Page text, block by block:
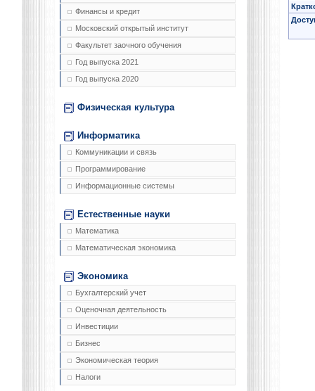
Финансы и кредит
Московский открытый институт
Факультет заочного обучения
Год выпуска 2021
Год выпуска 2020
Физическая культура
Информатика
Коммуникации и связь
Программирование
Информационные системы
Естественные науки
Математика
Математическая экономика
Экономика
Бухгалтерский учет
Оценочная деятельность
Инвестиции
Бизнес
Экономическая теория
Налоги